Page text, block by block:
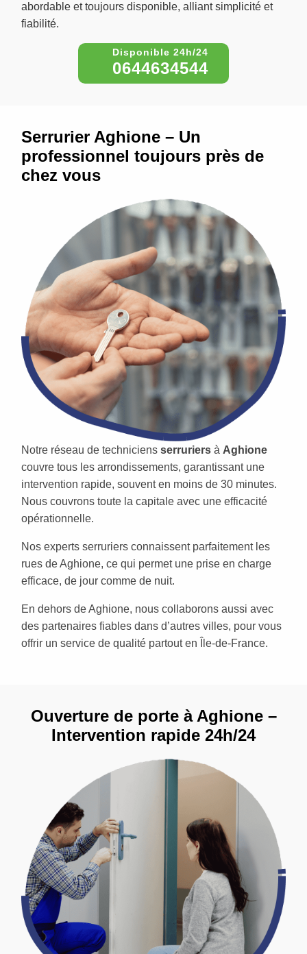
abordable et toujours disponible, alliant simplicité et
fiabilité.
0644634544
Serrurier Aghione – Un
professionnel toujours près de
chez vous
Notre réseau de techniciens serruriers à Aghione
couvre tous les arrondissements, garantissant une
intervention rapide, souvent en moins de 30 minutes.
Nous couvrons toute la capitale avec une efficacité
opérationnelle.
Nos experts serruriers connaissent parfaitement les
rues de Aghione, ce qui permet une prise en charge
efficace, de jour comme de nuit.
En dehors de Aghione, nous collaborons aussi avec
des partenaires fiables dans d’autres villes, pour vous
offrir un service de qualité partout en Île-de-France.
Ouverture de porte à Aghione –
Intervention rapide 24h/24